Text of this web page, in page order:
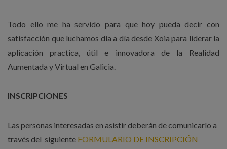
Todo ello me ha servido para que hoy pueda decir con
satisfacción que luchamos día a día desde Xoia para liderar la
aplicación practica, útil e innovadora de la Realidad
Aumentada y Virtual en Galicia.
INSCRIPCIONES
Las personas interesadas en asistir deberán de comunicarlo a
través del siguiente FORMULARIO DE INSCRIPCIÓN